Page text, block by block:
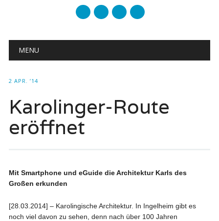
mail
Main menu
MENU
2 APR. ’14
Karolinger-Route
eröffnet
Mit Smartphone und eGuide die Architektur Karls des
Großen erkunden
[28.03.2014] – Karolingische Architektur. In Ingelheim gibt es
noch viel davon zu sehen, denn nach über 100 Jahren